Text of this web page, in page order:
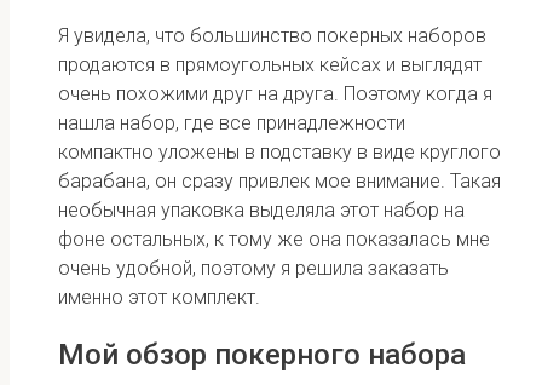
Я увидела, что большинство покерных наборов
продаются в прямоугольных кейсах и выглядят
очень похожими друг на друга. Поэтому когда я
нашла набор, где все принадлежности
компактно уложены в подставку в виде круглого
барабана, он сразу привлек мое внимание. Такая
необычная упаковка выделяла этот набор на
фоне остальных, к тому же она показалась мне
очень удобной, поэтому я решила заказать
именно этот комплект.
Мой обзор покерного набора